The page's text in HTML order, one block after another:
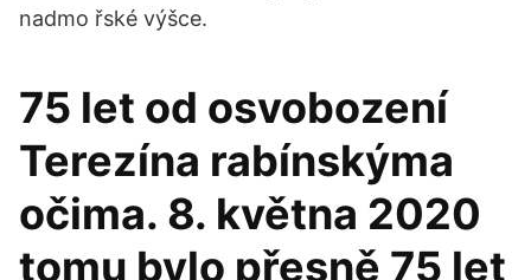
nadmo řské výšce.
75 let od osvobození
Terezína rabínskýma
očima. 8. května 2020
tomu bylo přesně 75 let